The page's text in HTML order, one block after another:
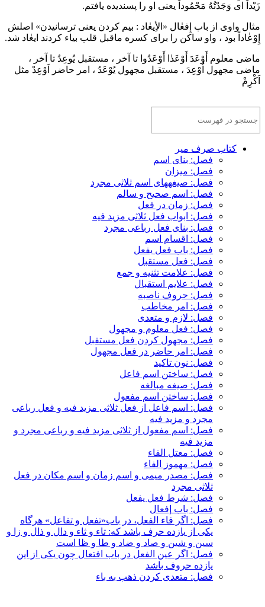
زَيْداً اى وَجَدْتُهُ مَحْمُوداً يعنى او را پسنديده يافتم.
مثال واوى از باب إِفعٰال «الأِيعٰاد : بيم كردن يعنى ترسانيدن» اصلش
إِوْعٰاداً بود ، واو ساكن را براى كسره ماقبل قلب بياء كردند ايعٰاد شد.
ماضى معلوم أَوْعَدَ أَوْعَدٰا أَوْعَدُوا تا آخر ، مستقبل يُوعِدُ تا آخر ،
ماضى مجهول اُوْعِدَ ، مستقبل مجهول يُوْعَدُ ، امر حاضر اَوْعِدْ مثل
اَكْرِمْ
كتاب صرف مير
فصل: بناى اسم
فصل: ميزان
فصل: صيغه‏هاى اسم ثلاثى مجرد
فصل: اسم صحيح و سالم
فصل: زمان در فعل
فصل: ابواب فعل ثلاثى مزيد فيه
فصل: بناى فعل رباعى مجرد
فصل: اقسام اسم
فصل: باب فعل يفعل
فصل: فعل مستقبل
فصل: علامت تثنيه و جمع
فصل: علايم استقبال
فصل: حروف ناصبه
فصل: امر مخاطب
فصل: لازم و متعدى
فصل: فعل معلوم و مجهول
فصل: مجهول كردن فعل مستقبل
فصل: امر حاضر در فعل مجهول
فصل: نون تاكيد
فصل: ساختن اسم فاعل
فصل: صيغه مبالغه
فصل: ساختن اسم مفعول
فصل: اسم فاعل از فعل ثلاثى مزيد فيه و فعل رباعى
مجرد و مزيد فيه
فصل: اسم مفعول از ثلاثى مزيد فيه و رباعى مجرد و
مزيد فيه
فصل: معتل الفاء
فصل: مهموز الفاء
فصل: مصدر ميمى و اسم زمان و اسم مكان در فعل
ثلاثى مجرد
فصل: شرط فعل يفعل
فصل: باب إفعال
فصل: اگر فاء الفعل، در باب«تفعل و تفاعل» هرگاه
يكى از يازده حرف باشد كه: تاء و ثاء و دال و ذال و زا و
سين و شين و صاد و ضاد و طا و ظا است
فصل: اگر عين الفعل در باب افتعال چون يكى از اين
يازده حروف باشد
فصل: متعدى كردن ذهب به باء